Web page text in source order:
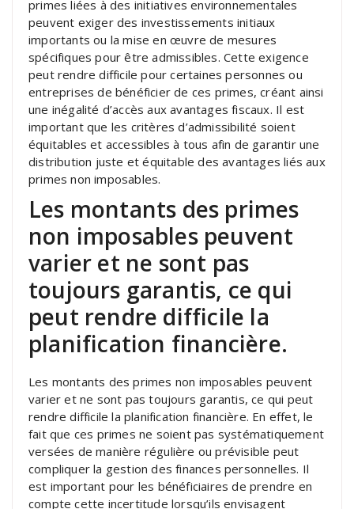
primes liées à des initiatives environnementales
peuvent exiger des investissements initiaux
importants ou la mise en œuvre de mesures
spécifiques pour être admissibles. Cette exigence
peut rendre difficile pour certaines personnes ou
entreprises de bénéficier de ces primes, créant ainsi
une inégalité d’accès aux avantages fiscaux. Il est
important que les critères d’admissibilité soient
équitables et accessibles à tous afin de garantir une
distribution juste et équitable des avantages liés aux
primes non imposables.
Les montants des primes
non imposables peuvent
varier et ne sont pas
toujours garantis, ce qui
peut rendre difficile la
planification financière.
Les montants des primes non imposables peuvent
varier et ne sont pas toujours garantis, ce qui peut
rendre difficile la planification financière. En effet, le
fait que ces primes ne soient pas systématiquement
versées de manière régulière ou prévisible peut
compliquer la gestion des finances personnelles. Il
est important pour les bénéficiaires de prendre en
compte cette incertitude lorsqu’ils envisagent